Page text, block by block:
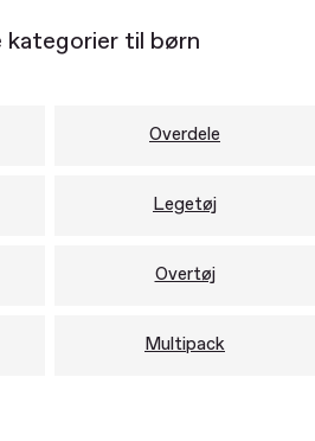
til børn
Overdele
Legetøj
Overtøj
Multipack